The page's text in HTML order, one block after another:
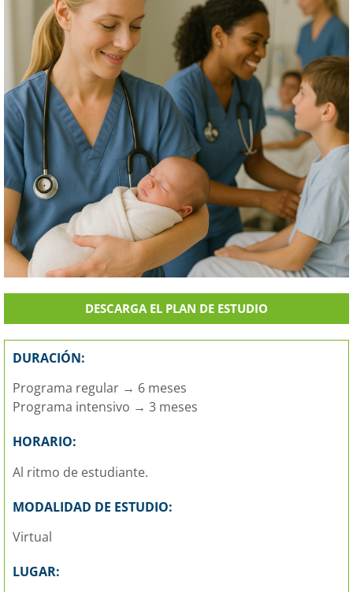
DESCARGA EL PLAN DE ESTUDIO
DURACIÓN:
Programa regular → 6 meses
Programa intensivo → 3 meses
HORARIO:
Al ritmo de estudiante.
MODALIDAD DE ESTUDIO:
Virtual
LUGAR: